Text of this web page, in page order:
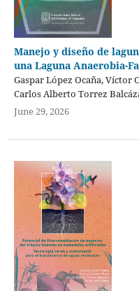
Manejo y diseño de
una Laguna Anaerobia-
Gaspar López Ocaña, Víctor
Carlos Alberto Torrez
June 29, 2026